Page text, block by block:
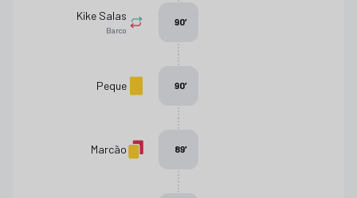
Kike Salas
Barco
90’
Peque 90’
Marcão 89’